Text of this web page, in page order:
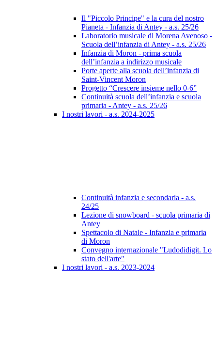
Il "Piccolo Principe" e la cura del nostro
Pianeta - Infanzia di Antey - a.s. 25/26
Laboratorio musicale di Morena Avenoso -
Scuola dell’infanzia di Antey - a.s. 25/26
Infanzia di Moron - prima scuola
dell’infanzia a indirizzo musicale
Porte aperte alla scuola dell’infanzia di
Saint-Vincent Moron
Progetto “Crescere insieme nello 0-6”
Continuità scuola dell’infanzia e scuola
primaria - Antey - a.s. 25/26
I nostri lavori - a.s. 2024-2025
Continuità infanzia e secondaria - a.s.
24/25
Lezione di snowboard - scuola primaria di
Antey
Spettacolo di Natale - Infanzia e primaria
di Moron
Convegno internazionale "Ludodidigit. Lo
stato dell'arte"
I nostri lavori - a.s. 2023-2024